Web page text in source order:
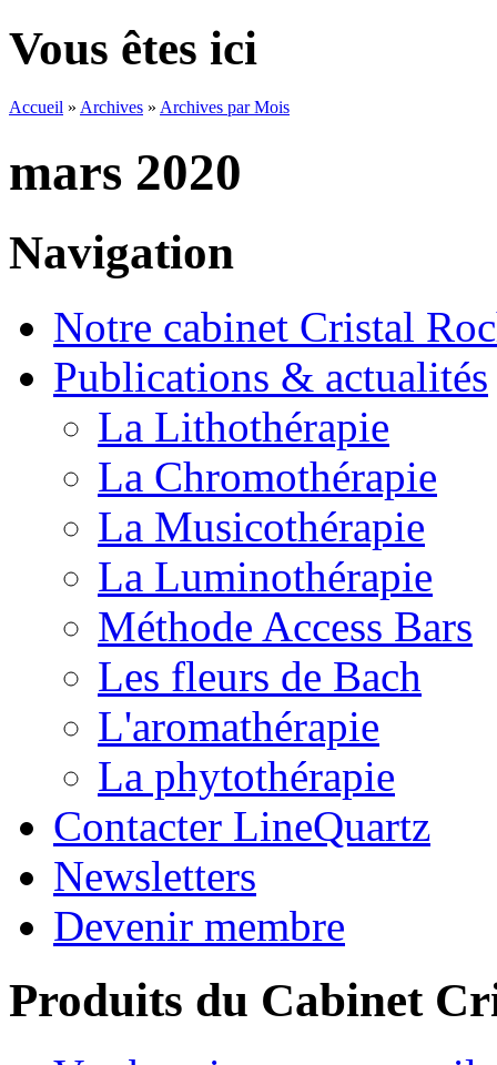
Vous êtes ici
Accueil » Archives » Archives par Mois
mars 2020
Navigation
Notre cabinet Cristal
Publications & actualités
La Lithothérapie
La Chromothérapie
La Musicothérapie
La Luminothérapie
Méthode Access Bars
Les fleurs de Bach
L'aromathérapie
La phytothérapie
Contacter LineQuartz
Newsletters
Devenir membre
Produits du Cabinet